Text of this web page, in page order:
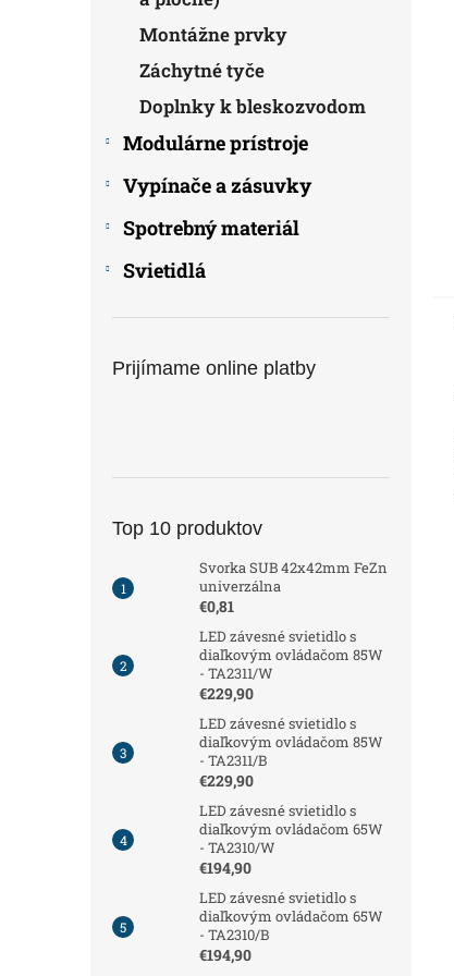
Montážne prvky
Záchytné tyče
Doplnky k bleskozvodom
Modulárne prístroje
Vypínače a zásuvky
Spotrebný materiál
Svietidlá
Prijímame online platby
Top 10 produktov
Svorka SUB 42x42mm FeZn
univerzálna
€0,81
LED závesné svietidlo s
diaľkovým ovládačom 85W
- TA2311/W
€229,90
LED závesné svietidlo s
diaľkovým ovládačom 85W
- TA2311/B
€229,90
LED závesné svietidlo s
diaľkovým ovládačom 65W
- TA2310/W
€194,90
LED závesné svietidlo s
diaľkovým ovládačom 65W
- TA2310/B
€194,90